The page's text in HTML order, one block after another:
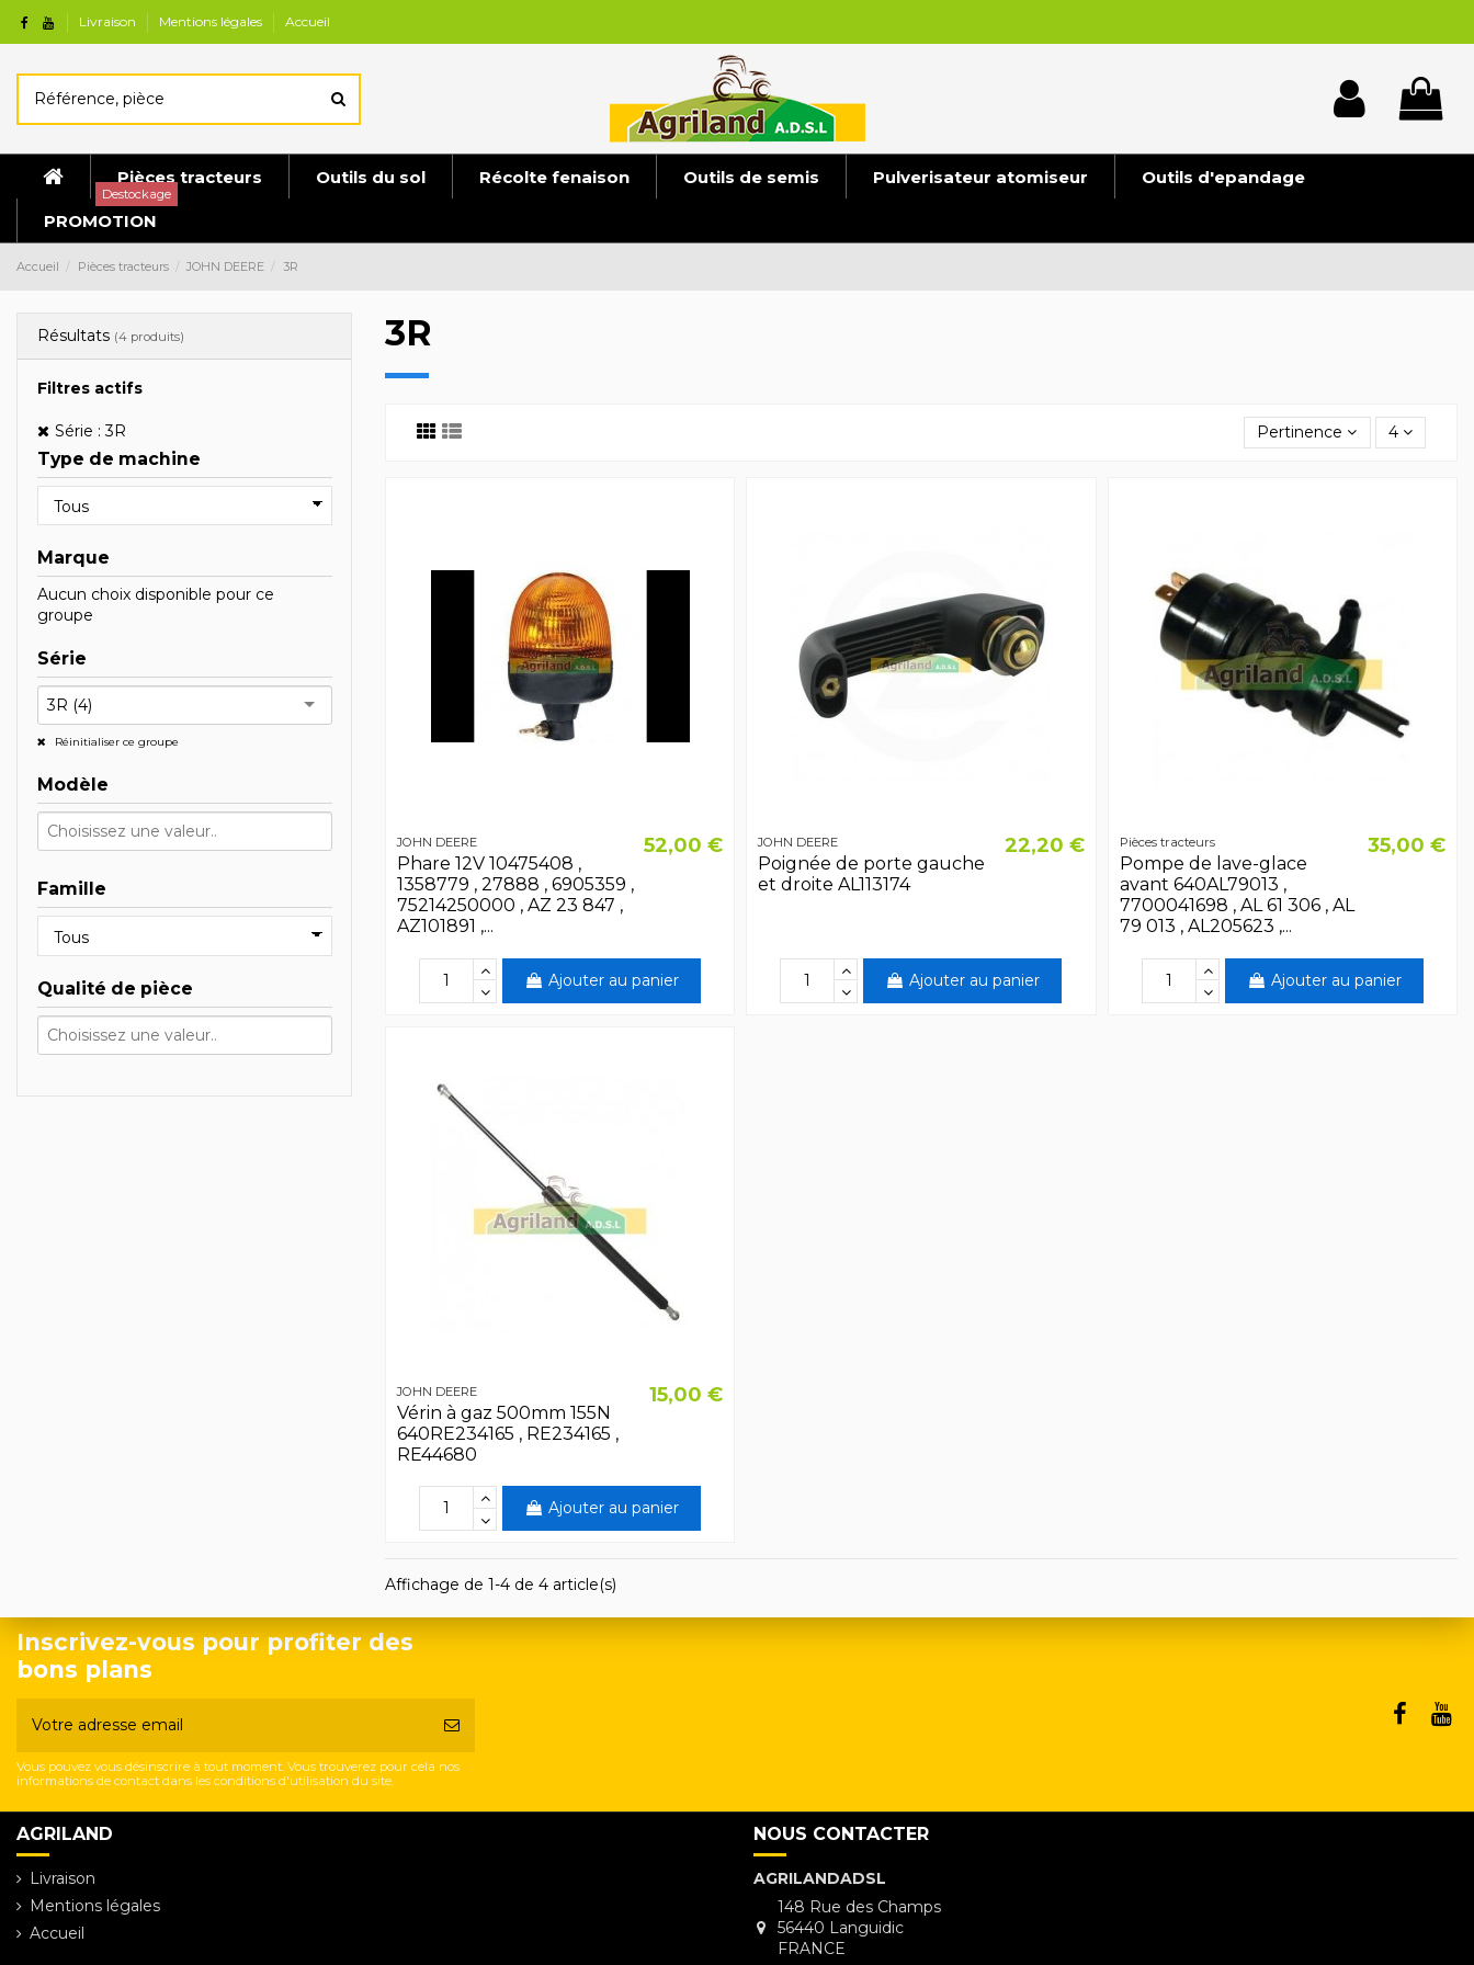
Livraison Mentions légales Accueil
Pièces tracteurs Outils du sol Récolte fenaison Outils de semis Pulverisateur atomiseur Outils d'epandage
PROMOTION
Destockage
Accueil Pièces tracteurs JOHN DEERE 3R
3R
Pertinence 4
JOHN DEERE
Phare 12V 10475408 ,
1358779 , 27888 , 6905359 ,
75214250000 , AZ 23 847 ,
AZ101891 ,...
52,00 €
Ajouter au panier
JOHN DEERE
Poignée de porte gauche
et droite AL113174
22,20 €
Ajouter au panier
Pièces tracteurs
Pompe de lave-glace
avant 640AL79013 ,
7700041698 , AL 61 306 , AL
79 013 , AL205623 ,...
35,00 €
Ajouter au panier
JOHN DEERE
Vérin à gaz 500mm 155N
640RE234165 , RE234165 ,
RE44680
15,00 €
Ajouter au panier
Affichage de 1-4 de 4 article(s)
Résultats (4 produits)
Filtres actifs
Série : 3R
Type de machine
Marque
Aucun choix disponible pour ce
groupe
Série
3R (4)
Réinitialiser ce groupe
Modèle
Famille
Qualité de pièce
Inscrivez-vous pour profiter des
bons plans
Vous pouvez vous désinscrire à tout moment. Vous trouverez pour cela nos
informations de contact dans les conditions d'utilisation du site.
AGRILAND
Livraison
Mentions légales
Accueil
NOUS CONTACTER
AGRILANDADSL
148 Rue des Champs
56440 Languidic
FRANCE